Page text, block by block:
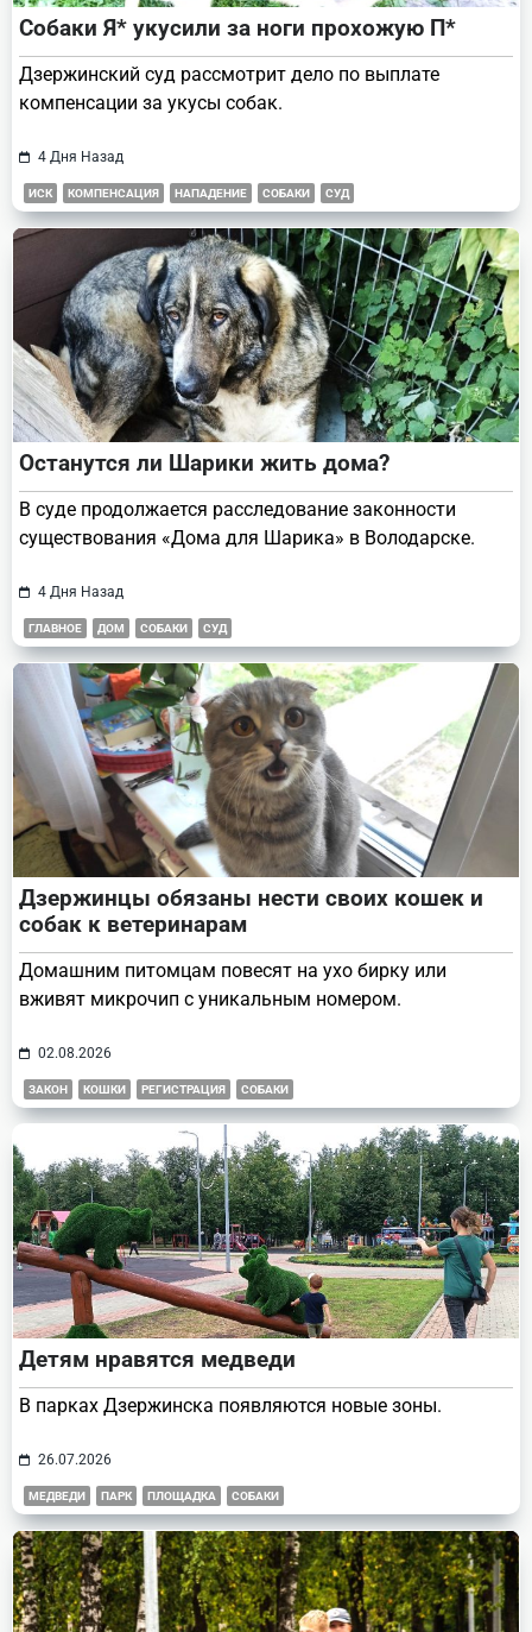
Собаки Я* укусили за ноги прохожую П*
Дзержинский суд рассмотрит дело по выплате
компенсации за укусы собак.
4 Дня Назад
ИСК КОМПЕНСАЦИЯ НАПАДЕНИЕ СОБАКИ СУД
Останутся ли Шарики жить дома?
В суде продолжается расследование законности
существования «Дома для Шарика» в Володарске.
4 Дня Назад
ГЛАВНОЕ ДОМ СОБАКИ СУД
Дзержинцы обязаны нести своих кошек и
собак к ветеринарам
Домашним питомцам повесят на ухо бирку или
вживят микрочип с уникальным номером.
02.08.2026
ЗАКОН КОШКИ РЕГИСТРАЦИЯ СОБАКИ
Детям нравятся медведи
В парках Дзержинска появляются новые зоны.
26.07.2026
МЕДВЕДИ ПАРК ПЛОЩАДКА СОБАКИ